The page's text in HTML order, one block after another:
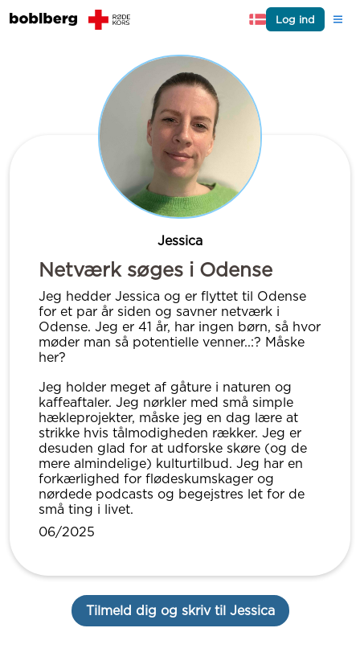
Log ind
Jessica
Netværk søges i Odense
Jeg hedder Jessica og er flyttet til Odense
for et par år siden og savner netværk i
Odense. Jeg er 41 år, har ingen børn, så hvor
møder man så potentielle venner..:? Måske
her?
Jeg holder meget af gåture i naturen og
kaffeaftaler. Jeg nørkler med små simple
hækleprojekter, måske jeg en dag lære at
strikke hvis tålmodigheden rækker. Jeg er
desuden glad for at udforske skøre (og de
mere almindelige) kulturtilbud. Jeg har en
forkærlighed for flødeskumskager og
nørdede podcasts og begejstres let for de
små ting i livet.
06/2025
Tilmeld dig og skriv til Jessica